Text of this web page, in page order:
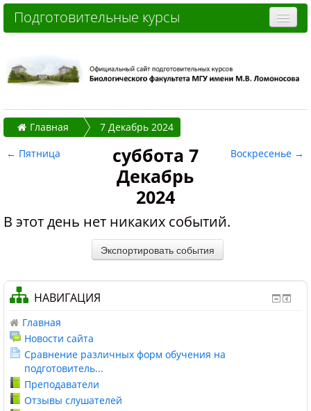
Подготовительные курсы
Дистанционные курсы
Стоимость
Как записаться и оплатить
Вы не вошли в систему (Вход)
Главная
7 Декабрь 2024
← Пятница
суббота 7
Декабрь
2024
Воскресенье →
В этот день нет никаких событий.
НАВИГАЦИЯ
Главная
Новости сайта
Сравнение различных форм обучения на
подготовитель...
Преподаватели
Отзывы слушателей